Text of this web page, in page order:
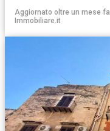
Aggiornato oltre un mese fa
Immobiliare.it